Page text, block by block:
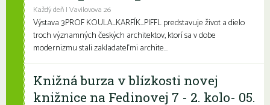
Každý deň | Vavilovova 26
Výstava 3PROF KOULA_KARFÍK_PIFFL predstavuje život a dielo
troch významných českých architektov, ktorí sa v dobe
modernizmu stali zakladateľmi archite...
Knižná burza v blízkosti novej
knižnice na Fedinovej 7 - 2. kolo- 05.